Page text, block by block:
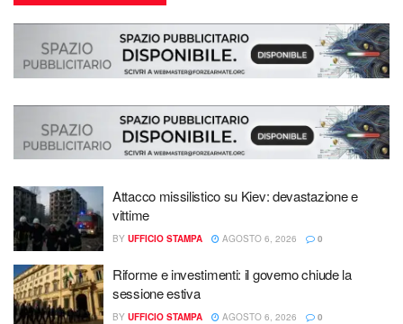
Attacco missilistico su Kiev: devastazione e
vittime
BY UFFICIO STAMPA AGOSTO 6, 2026 0
Riforme e investimenti: il governo chiude la
sessione estiva
BY UFFICIO STAMPA AGOSTO 6, 2026 0